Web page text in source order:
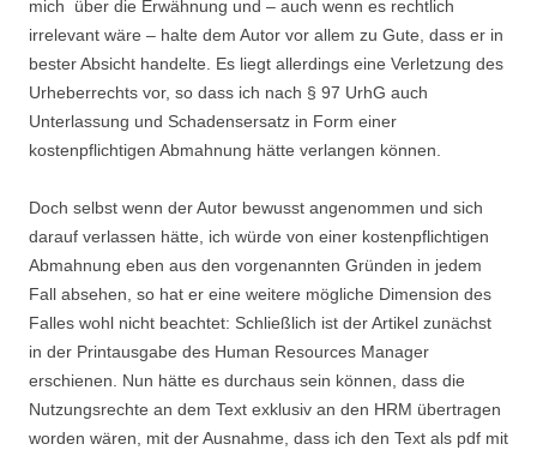
mich über die Erwähnung und – auch wenn es rechtlich
irrelevant wäre – halte dem Autor vor allem zu Gute, dass er in
bester Absicht handelte. Es liegt allerdings eine Verletzung des
Urheberrechts vor, so dass ich nach § 97 UrhG auch
Unterlassung und Schadensersatz in Form einer
kostenpflichtigen Abmahnung hätte verlangen können.
Doch selbst wenn der Autor bewusst angenommen und sich
darauf verlassen hätte, ich würde von einer kostenpflichtigen
Abmahnung eben aus den vorgenannten Gründen in jedem
Fall absehen, so hat er eine weitere mögliche Dimension des
Falles wohl nicht beachtet: Schließlich ist der Artikel zunächst
in der Printausgabe des Human Resources Manager
erschienen. Nun hätte es durchaus sein können, dass die
Nutzungsrechte an dem Text exklusiv an den HRM übertragen
worden wären, mit der Ausnahme, dass ich den Text als pdf mit